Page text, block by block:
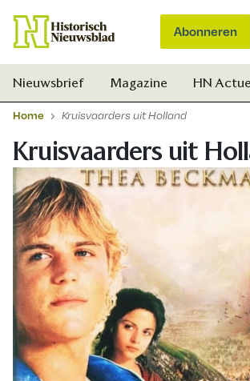
Abonneren
Nieuwsbrief Magazine HN
Home Kruisvaarders uit Holland
Kruisvaarders uit